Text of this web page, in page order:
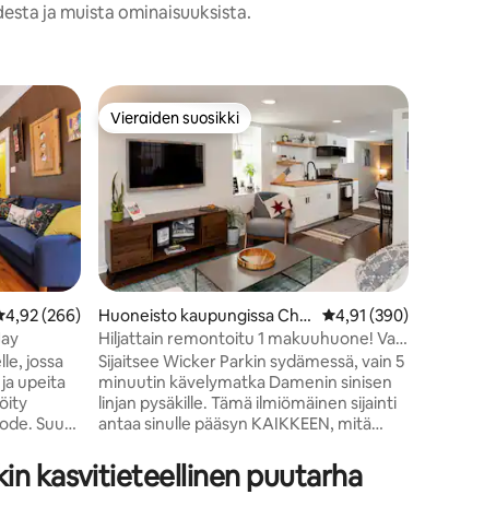
ja muista ominaisuuksista.
arvio 4,92/5, 266 arvostelua
4,92 (266)
jossa
upeita
Suuri
Vieraiden suosikki
Vieraiden suosikki
Huoneisto kaupungissa Chic
ago
Keskimääräinen arvio
4,91 (390)
Hiljattain remontoitu 1 makuuhuone! Vain
5 minuutin kävelymatka SINISEEN
LINJAAN!
Sijaitsee Wicker Parkin sydämessä, vain 5
minuutin kävelymatka Damenin sinisen
linjan pysäkille. Tämä ilmiömäinen sijainti
antaa sinulle pääsyn KAIKKEEN, mitä
tarvitsee vuokrata autoa. Tutustu
Chicagon parhaisiin puoliin, kaikki lyhyen
kasvitieteellinen puutarha